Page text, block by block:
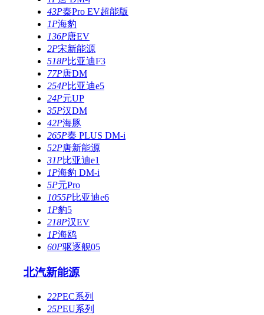
43P秦Pro EV超能版
1P海豹
136P唐EV
2P宋新能源
518P比亚迪F3
77P唐DM
254P比亚迪e5
24P元UP
35P汉DM
42P海豚
265P秦 PLUS DM-i
52P唐新能源
31P比亚迪e1
1P海豹 DM-i
5P元Pro
1055P比亚迪e6
1P豹5
218P汉EV
1P海鸥
60P驱逐舰05
北汽新能源
22PEC系列
25PEU系列